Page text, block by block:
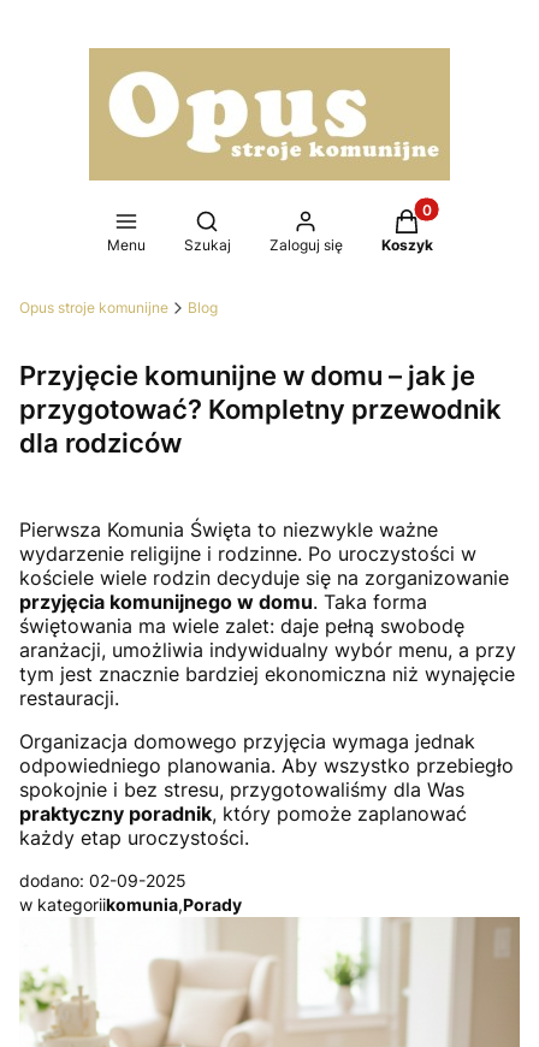
Menu
Otwórz wyszukiwarkę
Szukaj Zaloguj się
Produkty w
Koszyk
Opus stroje komunijne Blog
Przyjęcie komunijne w domu – jak je
przygotować? Kompletny przewodnik
dla rodziców
Pierwsza Komunia Święta to niezwykle ważne
wydarzenie religijne i rodzinne. Po uroczystości w
kościele wiele rodzin decyduje się na zorganizowanie
przyjęcia komunijnego w domu. Taka forma
świętowania ma wiele zalet: daje pełną swobodę
aranżacji, umożliwia indywidualny wybór menu, a przy
tym jest znacznie bardziej ekonomiczna niż wynajęcie
restauracji.
Organizacja domowego przyjęcia wymaga jednak
odpowiedniego planowania. Aby wszystko przebiegło
spokojnie i bez stresu, przygotowaliśmy dla Was
praktyczny poradnik, który pomoże zaplanować
każdy etap uroczystości.
dodano: 02-09-2025
w kategoriikomunia,Porady